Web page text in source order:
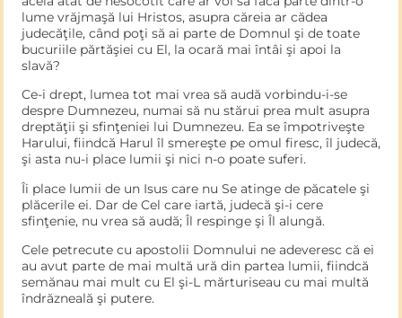
lume vrăjmaşă lui Hristos, asupra căreia ar cădea
judecăţile, când poţi să ai parte de Domnul şi de toate
bucuriile părtăşiei cu El, la ocară mai întâi şi apoi la
slavă?
Ce-i drept, lumea tot mai vrea să audă vorbindu-i-se
despre Dumnezeu, numai să nu stărui prea mult asupra
dreptăţii şi sfinţeniei lui Dumnezeu. Ea se împotriveşte
Harului, fi­indcă Harul îl smereşte pe omul firesc, îl judecă,
şi asta nu-i place lumii şi nici n-o poate suferi.
Îi place lumii de un Isus care nu Se atinge de păcatele şi
plăcerile ei. Dar de Cel care iartă, judecă şi-i cere
sfinţenie, nu vrea să audă; Îl respinge şi Îl alungă.
Cele petrecute cu apostolii Domnului ne adeveresc că ei
au avut parte de mai multă ură din partea lumii, fiindcă
semănau mai mult cu El şi-L mărturiseau cu mai multă
îndrăzneală şi putere.